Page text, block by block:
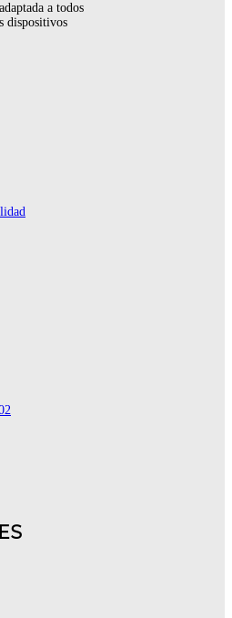
a todos
dispositivos